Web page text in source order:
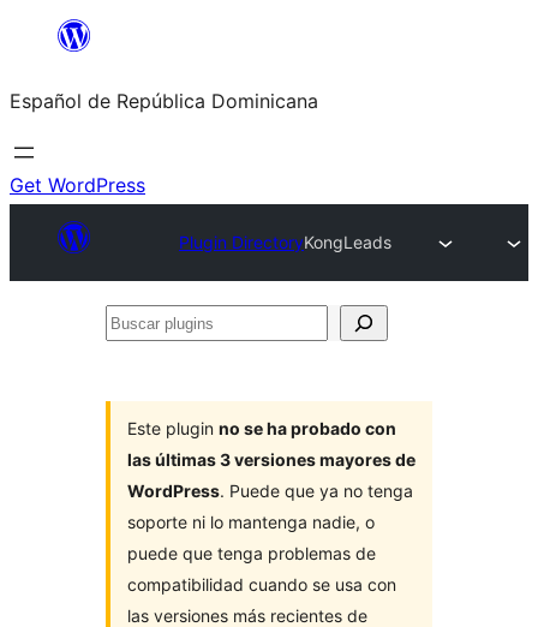
Saltar
contenido
Español de República Dominicana
Get WordPress
Plugin DirectoryKongLeads
Buscar
Este plugin no se ha probado con
las últimas 3 versiones mayores de
WordPress. Puede que ya no tenga
soporte ni lo mantenga nadie, o
puede que tenga problemas de
compatibilidad cuando se usa con
las versiones más recientes de